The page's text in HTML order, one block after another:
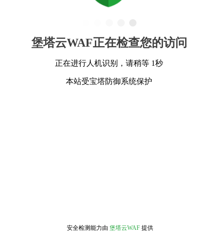
堡塔云WAF正在检查您的访问
正在进行人机识别，请稍等 1秒
本站受宝塔防御系统保护
安全检测能力由 堡塔云WAF 提供